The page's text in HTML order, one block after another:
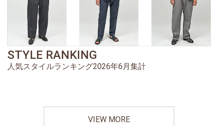
STYLE RANKING
人気スタイルランキング2026年6月集計
VIEW MORE